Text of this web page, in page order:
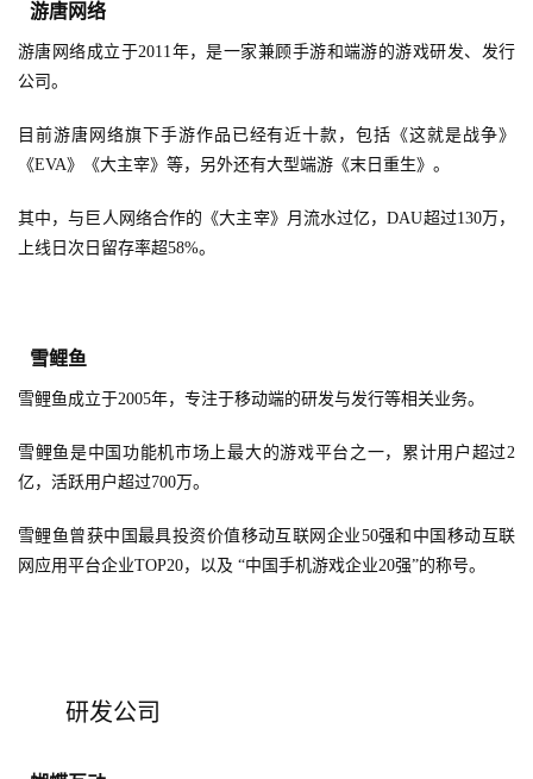
首
页
茶
创
游
业
界
游唐网络
游唐网络成立于2011年，是一家兼顾手游和端游的游戏研发、发行
公司。
目前游唐网络旗下手游作品已经有近十款，包括《这就是战争》
《EVA》《大主宰》等，另外还有大型端游《末日重生》。
其中，与巨人网络合作的《大主宰》月流水过亿，DAU超过130万，
上线日次日留存率超58%。
雪鲤鱼
雪鲤鱼成立于2005年，专注于移动端的研发与发行等相关业务。
雪鲤鱼是中国功能机市场上最大的游戏平台之一，累计用户超过2
亿，活跃用户超过700万。
雪鲤鱼曾获中国最具投资价值移动互联网企业50强和中国移动互联
网应用平台企业TOP20，以及 “中国手机游戏企业20强”的称号。
研发公司